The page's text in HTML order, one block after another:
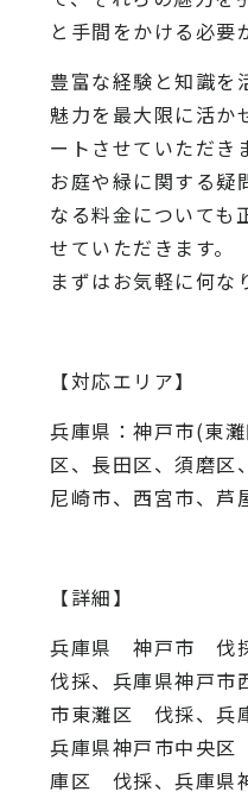
と手間をかける必要
豊富な経験と知識を
魅力を最大限に活か
ートさせていただき
お庭や緑に関する疑
なる料金についても
せていただきます。
まずはお気軽に何な
【対応エリア】
兵庫県：神戸市(東
区、長田区、須磨区
尼崎市、西宮市、芦
【詳細】
兵庫県 神戸市 伐
伐採、兵庫県神戸
市東灘区 伐採、兵
兵庫県神戸市中央
庫区 伐採、兵庫県